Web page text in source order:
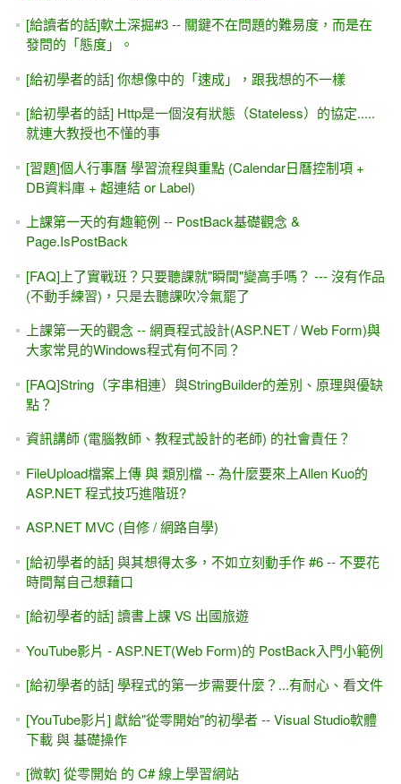
[給讀者的話]軟土深掘#3 -- 關鍵不在問題的難易度，而是在
發問的「態度」。
[給初學者的話] 你想像中的「速成」，跟我想的不一樣
[給初學者的話] Http是一個沒有狀態（Stateless）的協定.....
就連大教授也不懂的事
[習題]個人行事曆 學習流程與重點 (Calendar日曆控制項 +
DB資料庫 + 超連結 or Label)
上課第一天的有趣範例 -- PostBack基礎觀念 &
Page.IsPostBack
[FAQ]上了實戰班？只要聽課就"瞬間"變高手嗎？ --- 沒有作品
(不動手練習)，只是去聽課吹冷氣罷了
上課第一天的觀念 -- 網頁程式設計(ASP.NET / Web Form)與
大家常見的Windows程式有何不同？
[FAQ]String（字串相連）與StringBuilder的差別、原理與優缺
點？
資訊講師 (電腦教師、教程式設計的老師) 的社會責任？
FileUpload檔案上傳 與 類別檔 -- 為什麼要來上Allen Kuo的
ASP.NET 程式技巧進階班?
ASP.NET MVC (自修 / 網路自學)
[給初學者的話] 與其想得太多，不如立刻動手作 #6 -- 不要花
時間幫自己想藉口
[給初學者的話] 讀書上課 VS 出國旅遊
YouTube影片 - ASP.NET(Web Form)的 PostBack入門小範例
[給初學者的話] 學程式的第一步需要什麼？...有耐心、看文件
[YouTube影片] 獻給"從零開始"的初學者 -- Visual Studio軟體
下載 與 基礎操作
[微軟] 從零開始 的 C# 線上學習網站